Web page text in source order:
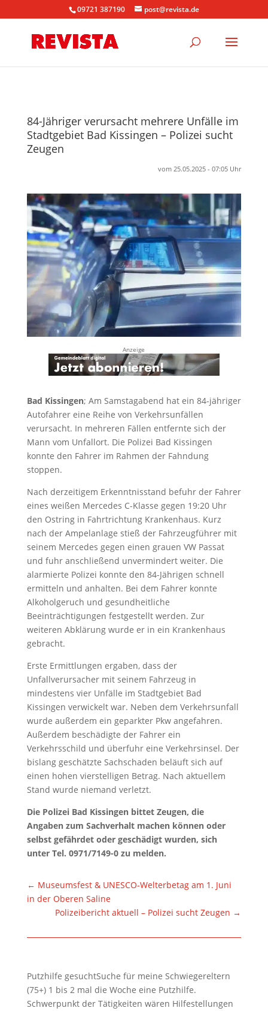
09721 387190 post@revista.de
84-Jähriger verursacht mehrere Unfälle im
Stadtgebiet Bad Kissingen – Polizei sucht
Zeugen
vom 25.05.2025 - 07:05 Uhr
Anzeige
Bad Kissingen; Am Samstagabend hat ein 84-jähriger
Autofahrer eine Reihe von Verkehrsunfällen
verursacht. In mehreren Fällen entfernte sich der
Mann vom Unfallort. Die Polizei Bad Kissingen
konnte den Fahrer im Rahmen der Fahndung
stoppen.
Nach derzeitigem Erkenntnisstand befuhr der Fahrer
eines weißen Mercedes C-Klasse gegen 19:20 Uhr
den Ostring in Fahrtrichtung Krankenhaus. Kurz
nach der Ampelanlage stieß der Fahrzeugführer mit
seinem Mercedes gegen einen grauen VW Passat
und fuhr anschließend unvermindert weiter. Die
alarmierte Polizei konnte den 84-Jährigen schnell
ermitteln und anhalten. Bei dem Fahrer konnte
Alkoholgeruch und gesundheitliche
Beeinträchtigungen festgestellt werden. Zur
weiteren Abklärung wurde er in ein Krankenhaus
gebracht.
Erste Ermittlungen ergaben, dass der
Unfallverursacher mit seinem Fahrzeug in
mindestens vier Unfälle im Stadtgebiet Bad
Kissingen verwickelt war. Neben dem Verkehrsunfall
wurde außerdem ein geparkter Pkw angefahren.
Außerdem beschädigte der Fahrer ein
Verkehrsschild und überfuhr eine Verkehrsinsel. Der
bislang geschätzte Sachschaden beläuft sich auf
einen hohen vierstelligen Betrag. Nach aktuellem
Stand wurde niemand verletzt.
Die Polizei Bad Kissingen bittet Zeugen, die
Angaben zum Sachverhalt machen können oder
selbst gefährdet oder geschädigt wurden, sich
unter Tel. 0971/7149-0 zu melden.
← Museumsfest & UNESCO-Welterbetag am 1. Juni
in der Oberen Saline
Polizeibericht aktuell – Polizei sucht Zeugen →
Putzhilfe gesuchtSuche für meine Schwiegereltern
(75+) 1 bis 2 mal die Woche eine Putzhilfe.
Schwerpunkt der Tätigkeiten wären Hilfestellungen